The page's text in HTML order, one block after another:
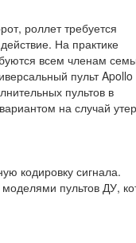
роллет требуется
На практике
всем членам
пульт
пультов в
на случай
кодировку сигнала.
пультов ДУ,